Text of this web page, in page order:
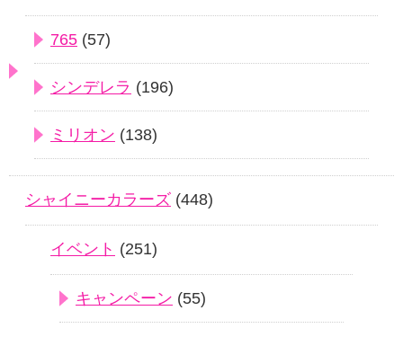
765 (57)
シンデレラ (196)
ミリオン (138)
シャイニーカラーズ (448)
イベント (251)
キャンペーン (55)